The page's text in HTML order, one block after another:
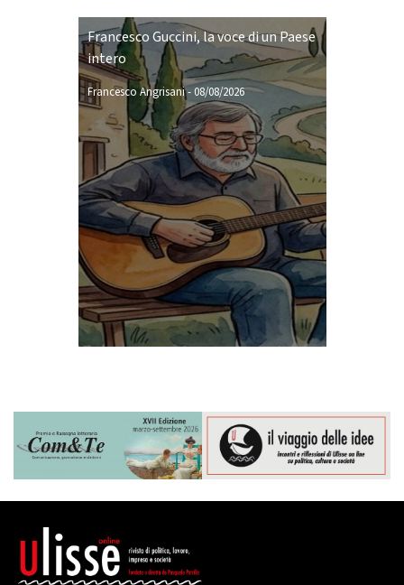
Francesco Guccini, la voce di un Paese
intero
Francesco Angrisani-08/08/2026